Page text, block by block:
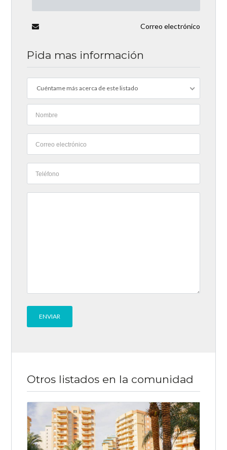
Correo electrónico
Pida mas información
Cuéntame más acerca de este listado
Otros listados en la comunidad